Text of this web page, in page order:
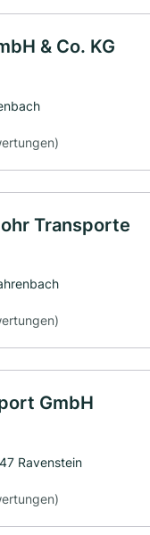
& Co. KG
Transporte
GmbH
Ravenstein